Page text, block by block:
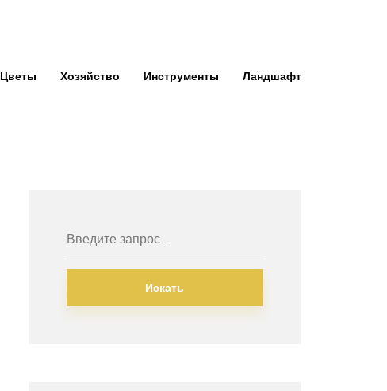
Цветы Хозяйство Инструменты Ландшафт
Искать